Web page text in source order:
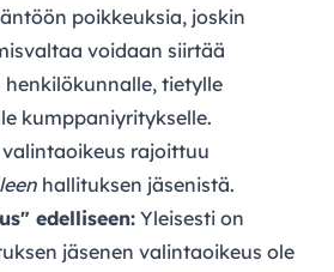
poikkeuksia, joskin
voidaan siirtää
tietylle
kumppaniyritykselle.
rajoittuu
hallituksen jäsenistä.
edelliseen: Yleisesti on
jäsenen valintaoikeus ole